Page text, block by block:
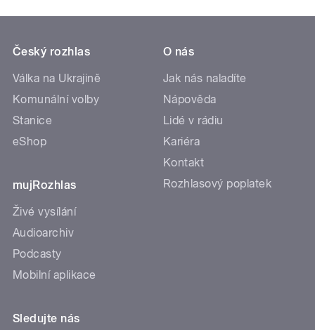
Český rozhlas
Válka na Ukrajině
Komunální volby
Stanice
eShop
mujRozhlas
Živé vysílání
Audioarchiv
Podcasty
Mobilní aplikace
O nás
Jak nás naladíte
Nápověda
Lidé v rádiu
Kariéra
Kontakt
Rozhlasový poplatek
Sledujte nás